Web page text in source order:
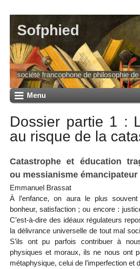
Sofphied
société francophone de philosophie de
Menu
Dossier partie 1 :
au risque de la
Catastrophe et éducation
ou messianisme émancipateur
Emmanuel Brassat
À l’enfance, on aura le plus
bonheur, satisfaction ; ou encore :
C’est-à-dire des idéaux régulateurs
la délivrance universelle de tout mal
S’ils ont pu parfois contribuer à
physiques et moraux, ils ne nous ont
métaphysique, celui de l’imperfection et